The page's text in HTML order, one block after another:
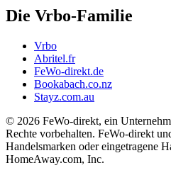
Die Vrbo-Familie
Vrbo
Abritel.fr
FeWo-direkt.de
Bookabach.co.nz
Stayz.com.au
© 2026 FeWo-direkt, ein
Rechte vorbehalten. FeWo-direkt
Handelsmarken oder eingetragene
HomeAway.com, Inc.